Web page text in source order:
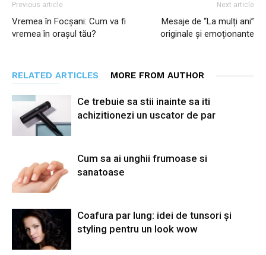
Previous article
Vremea în Focșani: Cum va fi
vremea în orașul tău?
Next article
Mesaje de “La mulți ani”
originale și emoționante
RELATED ARTICLES MORE FROM AUTHOR
Ce trebuie sa stii inainte sa iti
achizitionezi un uscator de par
Cum sa ai unghii frumoase si
sanatoase
Coafura par lung: idei de tunsori și
styling pentru un look wow